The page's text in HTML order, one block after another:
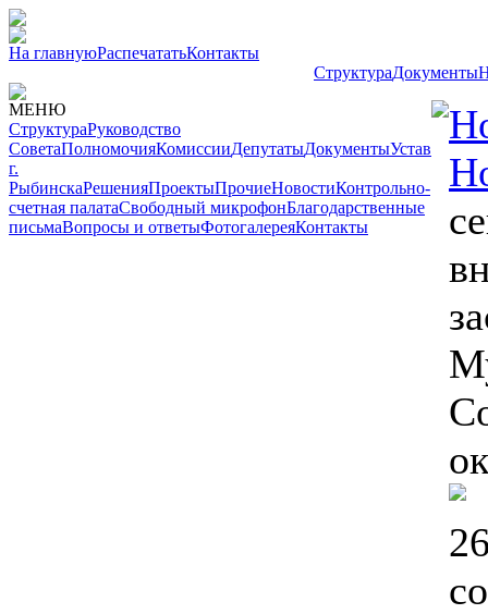
На главнуюРаспечататьКонтакты
СтруктураДокументы
МЕНЮ
СтруктураРуководство
СоветаПолномочияКомиссииДепутатыДокументыУстав
г.
РыбинскаРешенияПроектыПрочиеНовостиКонтрольно-
счетная палатаСвободный микрофонБлагодарственные
письмаВопросы и ответыФотогалереяКонтакты